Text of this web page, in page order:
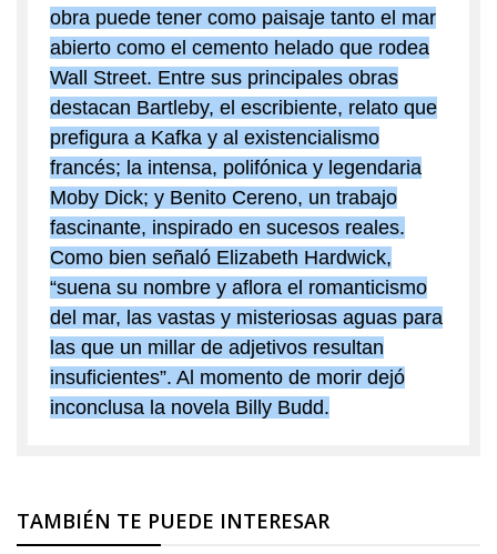
obra puede tener como paisaje tanto el mar
abierto como el cemento helado que rodea
Wall Street. Entre sus principales obras
destacan Bartleby, el escribiente, relato que
prefigura a Kafka y al existencialismo
francés; la intensa, polifónica y legendaria
Moby Dick; y Benito Cereno, un trabajo
fascinante, inspirado en sucesos reales.
Como bien señaló Elizabeth Hardwick,
“suena su nombre y aflora el romanticismo
del mar, las vastas y misteriosas aguas para
las que un millar de adjetivos resultan
insuficientes”. Al momento de morir dejó
inconclusa la novela Billy Budd.
TAMBIÉN TE PUEDE INTERESAR